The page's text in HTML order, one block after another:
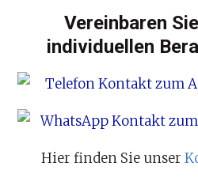
Vereinbaren
individuellen
Hier finden Sie unser